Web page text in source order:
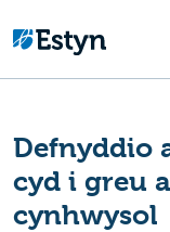
Defnyddio
cyd i greu
cynhwysol